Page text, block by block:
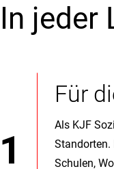
In jeder
Für
Als KJF
Standorten.
Schulen,